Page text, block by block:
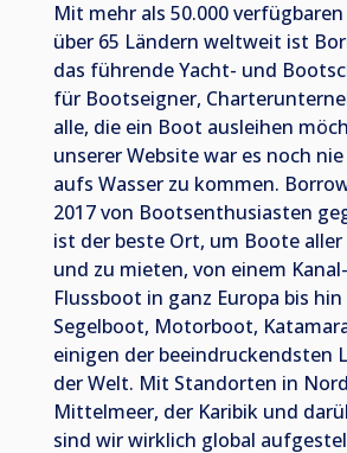
Mit mehr als 50.000
über 65 Ländern weltweit ist
das führende Yacht- und
für Bootseigner,
alle, die ein Boot ausleihen
unserer Website war es noch
aufs Wasser zu kommen.
2017 von Bootsenthusiasten
ist der beste Ort, um Boote
und zu mieten, von einem
Flussboot in ganz Europa bis
Segelboot, Motorboot,
einigen der beeindruckendsten
der Welt. Mit Standorten in
Mittelmeer, der Karibik und
sind wir wirklich global